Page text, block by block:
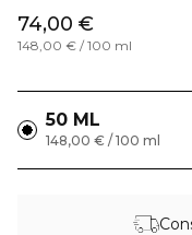
74,00 €
148,00 € / 100 ml
50 ML
148,00 € / 100 ml